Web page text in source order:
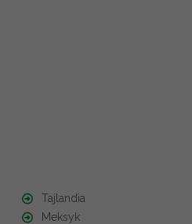
Tajlandia
Meksyk